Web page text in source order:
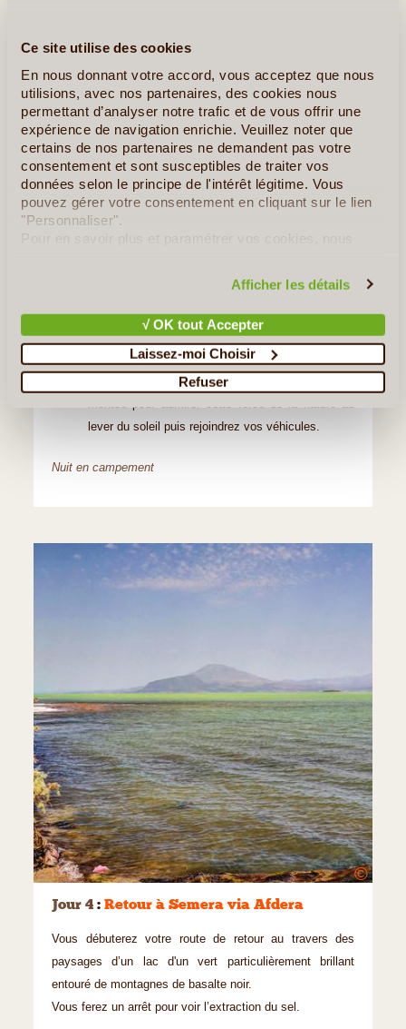
Ce site utilise des cookies
En nous donnant votre accord, vous acceptez que nous
utilisions, avec nos partenaires, des cookies nous
permettant d’analyser notre trafic et de vous offrir une
expérience de navigation enrichie. Veuillez noter que
certains de nos partenaires ne demandent pas votre
consentement et sont susceptibles de traiter vos
données selon le principe de l'intérêt légitime. Vous
pouvez gérer votre consentement en cliquant sur le lien
"Personnaliser".
Pour en savoir plus et paramétrer vos cookies, nous
Afficher les détails
√ OK tout Accepter
Laissez-moi Choisir
Refuser
Le volcan Erta Ale est en état d'éruption constante et est
connu pour être l'un des quelques lacs de lave encore
actifs de notre planète.
Une fois arrivé au sommet, vous descendrez dans la
caldeira pour vivre une expérience inoubliable.
Ensuite, en fonction de l’activité du volcan et des
consignes des autorités Afar :
Soit vous resterez environ 2-3 heures à admirer
les activités du volcan, les fontaines de lave,
l’effondrement des bords s'il y en a ... puis
redescendrez à votre campement pour la nuit. Le
matin du jour 4, vous réaliserez une seconde
montée pour admirer cette force de la nature au
lever du soleil puis rejoindrez vos véhicules.
Nuit en campement
©
Jour 4 : Retour à Semera via Afdera
Vous débuterez votre route de retour au travers des
paysages d’un lac d'un vert particulièrement brillant
entouré de montagnes de basalte noir.
Vous ferez un arrêt pour voir l’extraction du sel.